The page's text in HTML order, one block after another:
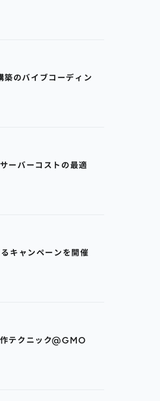
のバイブコーディン
ーバーコストの最適
キャンペーンを開催
テクニック@GMO